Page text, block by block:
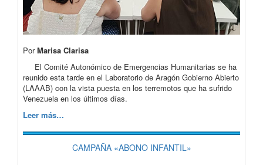
PorMarisa Clarisa
El Comité Autonómico de Emergencias Humanitarias se ha
reunido esta tarde en el Laboratorio de Aragón Gobierno Abierto
(LAAAB) con la vista puesta en los terremotos que ha sufrido
Venezuela en los últimos días.
Leer más…
CAMPAÑA «ABONO INFANTIL»